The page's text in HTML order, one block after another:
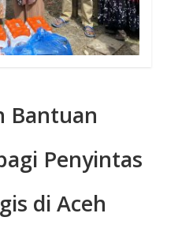
Bantuan
Penyintas
di Aceh